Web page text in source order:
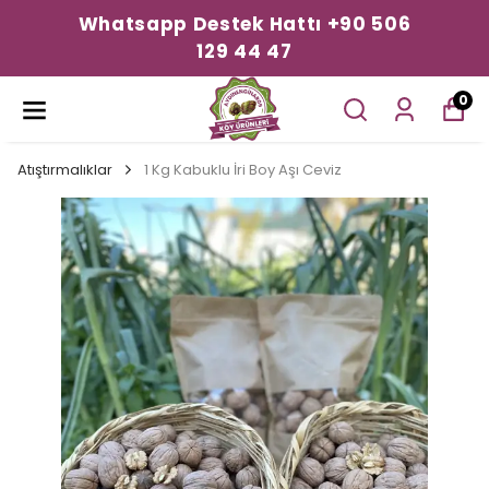
Whatsapp Destek Hattı +90 506
129 44 47
0
Atıştırmalıklar 1 Kg Kabuklu İri Boy Aşı Ceviz